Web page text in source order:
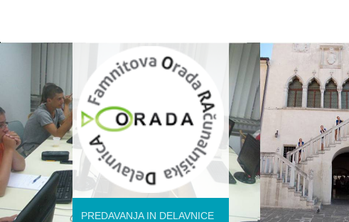
PREDAVANJA IN DELAVNICE